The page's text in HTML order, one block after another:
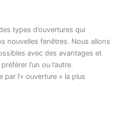
types d’ouvertures qui
nouvelles fenêtres. Nous allons
avec des avantages et
l’un ou l’autre.
l’« ouverture » la plus